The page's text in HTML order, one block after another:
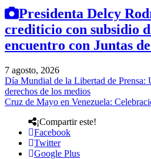
Presidenta Delcy
crediticio con subsidio
encuentro con Juntas
7 agosto, 2026
Día Mundial de la Libertad de Prensa:
derechos de los medios
Cruz de Mayo en Venezuela:
¡Compartir este!
Facebook
Twitter
Google Plus